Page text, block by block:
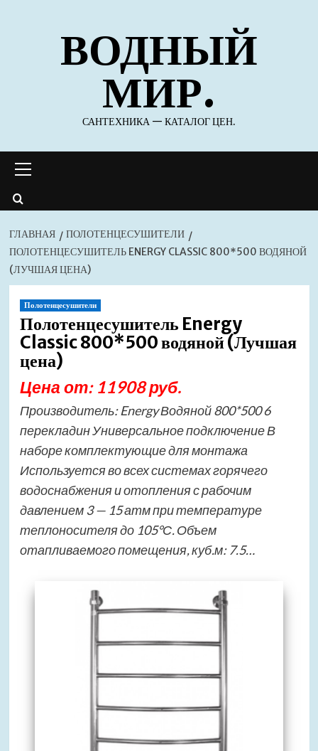
содержимомуВОДНЫЙ
МИР.
САНТЕХНИКА — КАТАЛОГ ЦЕН.
меню
ГЛАВНАЯ
ПОЛОТЕНЦЕСУШИТЕЛИ
ПОЛОТЕНЦЕСУШИТЕЛЬ ENERGY CLASSIC 800*500 ВОДЯНОЙ
(ЛУЧШАЯ ЦЕНА)
Полотенцесушители
Полотенцесушитель Energy
Classic 800*500 водяной (Лучшая
цена)
Цена от: 11908 руб.
Производитель: Energy Водяной 800*500 6
перекладин Универсальное подключение В
наборе комплектующие для монтажа
Используется во всех системах горячего
водоснабжения и отопления с рабочим
давлением 3 — 15 атм при температуре
теплоносителя до 105°С. Объем
отапливаемого помещения, куб.м: 7.5…